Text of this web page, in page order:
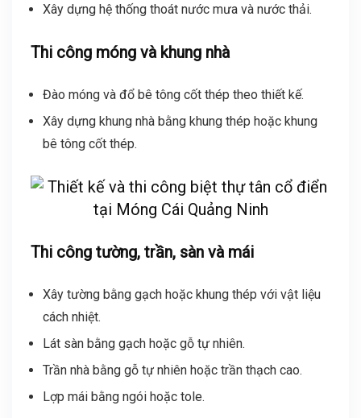
Xây dựng hệ thống thoát nước mưa và nước thải.
Thi công móng và khung nhà
Đào móng và đổ bê tông cốt thép theo thiết kế.
Xây dựng khung nhà bằng khung thép hoặc khung
bê tông cốt thép.
Thi công tường, trần, sàn và mái
Xây tường bằng gạch hoặc khung thép với vật liệu
cách nhiệt.
Lát sàn bằng gạch hoặc gỗ tự nhiên.
Trần nhà bằng gỗ tự nhiên hoặc trần thạch cao.
Lợp mái bằng ngói hoặc tole.